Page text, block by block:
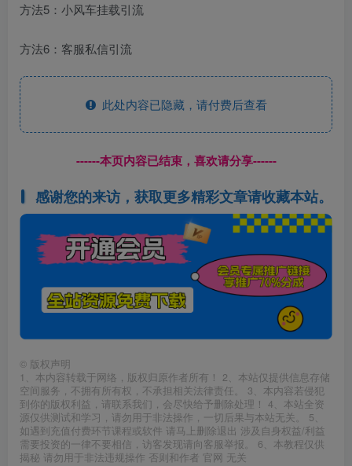
方法5：小风车挂载引流
方法6：客服私信引流
此处内容已隐藏，请付费后查看
------本页内容已结束，喜欢请分享------
感谢您的来访，获取更多精彩文章请收藏本站。
© 版权声明
1、本内容转载于网络，版权归原作者所有！ 2、本站仅提供信息存储
空间服务，不拥有所有权，不承担相关法律责任。 3、本内容若侵犯
到你的版权利益，请联系我们，会尽快给予删除处理！ 4、本站全资
源仅供测试和学习，请勿用于非法操作，一切后果与本站无关。 5、
如遇到充值付费环节课程或软件 请马上删除退出 涉及自身权益/利益
需要投资的一律不要相信，访客发现请向客服举报。 6、本教程仅供
揭秘 请勿用于非法违规操作 否则和作者 官网 无关